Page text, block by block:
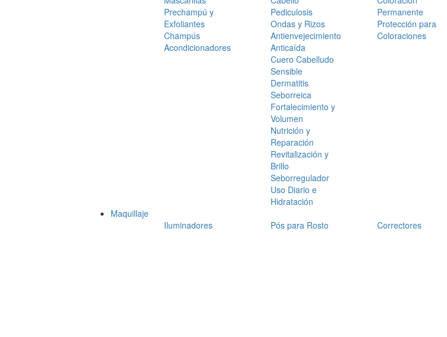
Prechampú y
Exfoliantes
Champús
Acondicionadores
Pediculosis
Ondas y Rizos
Antienvejecimiento
Anticaída
Cuero Cabelludo
Sensible
Dermatitis
Seborreica
Fortalecimiento y
Volumen
Nutrición y
Reparación
Revitalización y
Brillo
Seborregulador
Uso Diario e
Hidratación
Permanente
Protección para
Coloraciones
Maquillaje
Iluminadores
Pós para Rosto Correctores